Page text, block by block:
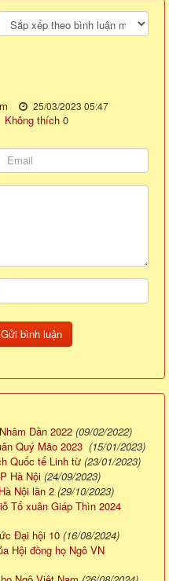
25/03/2023 05:47
Không thích 0
Dần 2022 (09/02/2022)
Quý Mão 2023 (15/01/2023)
Quốc tế Linh từ (23/01/2023)
Hà Nội (24/09/2023)
Nội lần 2 (29/10/2023)
Tổ xuân Giáp Thìn 2024
Đại hội 10 (16/08/2024)
Hội đồng họ Ngô VN